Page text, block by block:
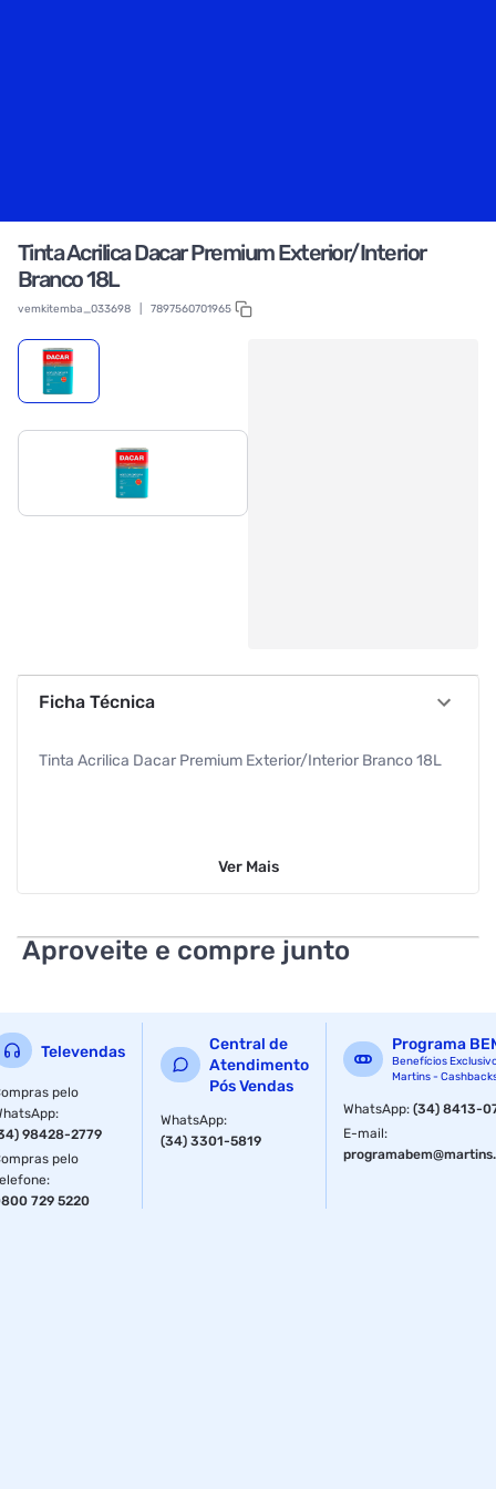
Tinta Acrilica Dacar Premium Exterior/Interior
Branco 18L
vemkitemba_033698 7897560701965
Ficha Técnica
Tinta Acrilica Dacar Premium Exterior/Interior Branco 18L
Ver Mais
Aproveite e compre junto
Televendas
pelo
:
98428-2779
pelo
:
729 5220
Central de
Atendimento
Pós Vendas
WhatsApp:
(34) 3301-5819
Programa
Benefícios
Martins -
WhatsApp:(34) 8413-
E-mail: